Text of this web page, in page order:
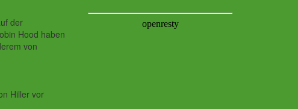
der
Hood haben
von
Hiller vor